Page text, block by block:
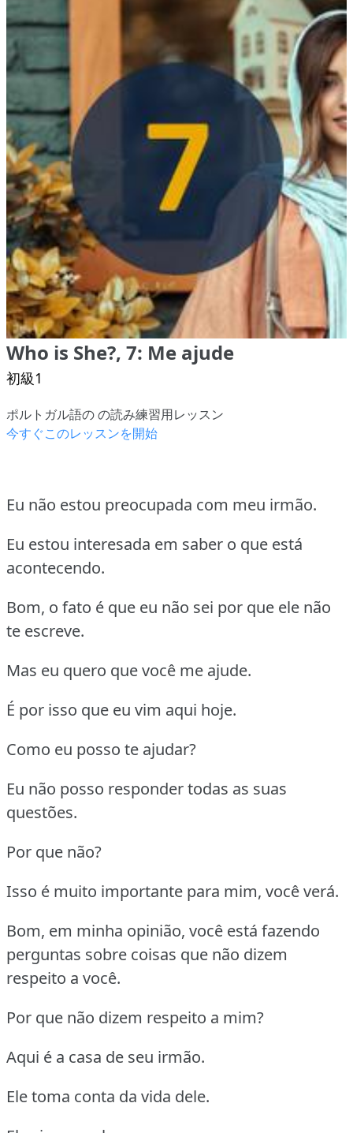
Who is She?, 7: Me ajude
初級1
ポルトガル語の の読み練習用レッスン
今すぐこのレッスンを開始
Eu não estou preocupada com meu irmão.
Eu estou interesada em saber o que está
acontecendo.
Bom, o fato é que eu não sei por que ele não
te escreve.
Mas eu quero que você me ajude.
É por isso que eu vim aqui hoje.
Como eu posso te ajudar?
Eu não posso responder todas as suas
questões.
Por que não?
Isso é muito importante para mim, você verá.
Bom, em minha opinião, você está fazendo
perguntas sobre coisas que não dizem
respeito a você.
Por que não dizem respeito a mim?
Aqui é a casa de seu irmão.
Ele toma conta da vida dele.